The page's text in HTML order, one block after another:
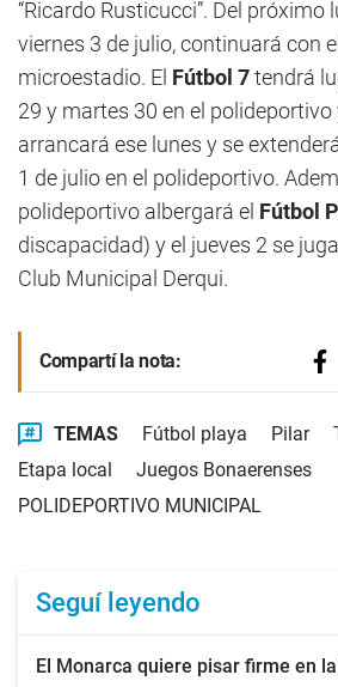
“Ricardo Rusticucci”. Del próximo
viernes 3 de julio, continuará con el
microestadio. El Fútbol 7tendrá
29 y martes 30 en el polideportivo
arrancará ese lunes y se
1 de julio en el polideportivo.
polideportivo albergará el Fútbol
discapacidad) y el jueves 2 se
Club Municipal Derqui.
Compartí la nota:
TEMAS Fútbol playa Pilar
Etapa local
Juegos Bonaerenses
POLIDEPORTIVO MUNICIPAL
Seguí leyendo
El Monarca quiere pisar firme en